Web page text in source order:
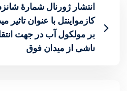
انتشار ژورنال شمارۀ
کازمواینتل با عنوان
بر مولکول آب در جهت
ناشی از میدان فوق